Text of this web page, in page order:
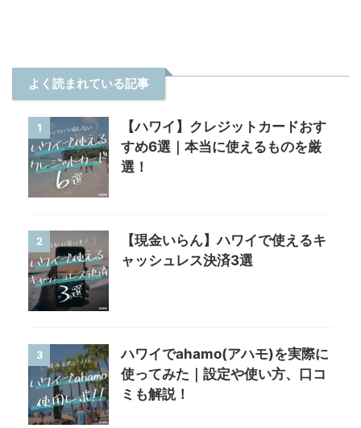
よく読まれている記事
1
【ハワイ】クレジットカードおす
すめ6選｜本当に使えるものを厳
選！
2
【現金いらん】ハワイで使えるキ
ャッシュレス決済3選
3
ハワイでahamo(アハモ)を実際に
使ってみた｜設定や使い方、口コ
ミも解説！